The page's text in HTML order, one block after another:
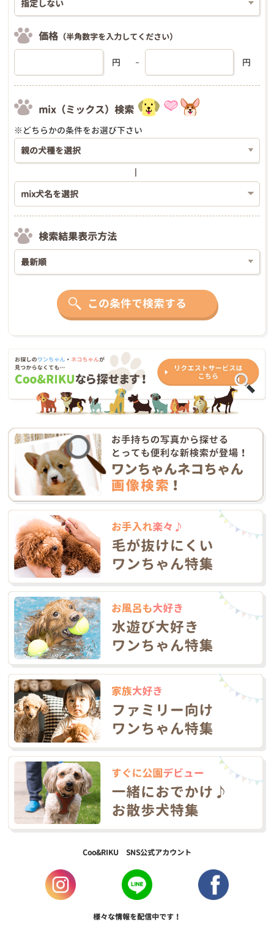
価格 （半角数字を入力してください）
円 円
mix（ミックス）検索
※どちらかの条件をお選び下さい
検索結果表示方法
この条件で検索する
Coo&RIKU SNS公式アカウント
様々な情報を配信中です！